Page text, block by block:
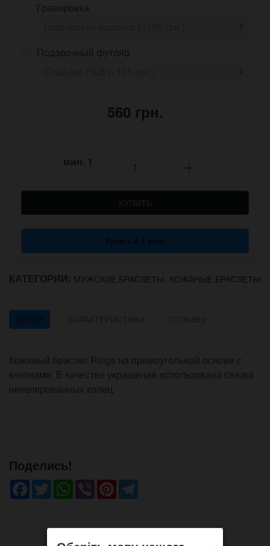
Гравировка
Подарочный футляр
560 грн.
мин. 1
КУПИТЬ
Купить в 1 клик
КАТЕГОРИИ: МУЖСКИЕ БРАСЛЕТЫ, КОЖАНЫЕ БРАСЛЕТЫ
ОБЗОР
Кожаный браслет Rings на прямоугольной основе с
кнопками. В качестве украшения использована связка
никелированных колец.
Поделись!
Facebook
TwitterWhatsApp
ViberPinterest